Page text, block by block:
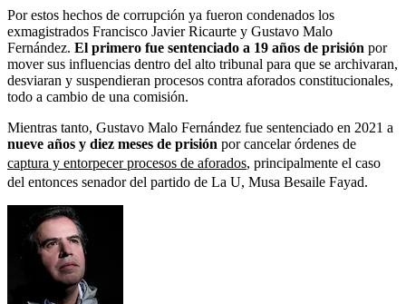
Por estos hechos de corrupción ya fueron condenados los
exmagistrados Francisco Javier Ricaurte y Gustavo Malo
Fernández. El primero fue sentenciado a 19 años de prisión por
mover sus influencias dentro del alto tribunal para que se archivaran,
desviaran y suspendieran procesos contra aforados constitucionales,
todo a cambio de una comisión.
Mientras tanto, Gustavo Malo Fernández fue sentenciado en 2021 a
nueve años y diez meses de prisión por cancelar órdenes de
captura y entorpecer procesos de aforados, principalmente el caso
del entonces senador del partido de La U, Musa Besaile Fayad.